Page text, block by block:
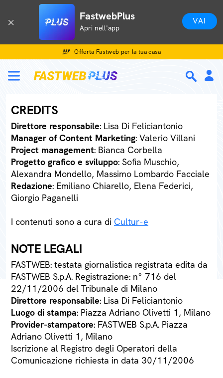
FastwebPlus
Apri nell'app
VAI
Offerta Fastweb per la tua casa
CREDITS
Direttore responsabile: Lisa Di Feliciantonio
Manager of Content Marketing: Valerio Villani
Project management: Bianca Corbella
Progetto grafico e sviluppo: Sofia Muschio,
Alexandra Mondello, Massimo Lombardo Facciale
Redazione: Emiliano Chiarello, Elena Federici,
Giorgio Paganelli
I contenuti sono a cura di Cultur-e
NOTE LEGALI
FASTWEB: testata giornalistica registrata edita da
FASTWEB S.p.A. Registrazione: n° 716 del
22/11/2006 del Tribunale di Milano
Direttore responsabile: Lisa Di Feliciantonio
Luogo di stampa: Piazza Adriano Olivetti 1, Milano
Provider-stampatore: FASTWEB S.p.A. Piazza
Adriano Olivetti 1, Milano
Iscrizione al Registro degli Operatori della
Comunicazione richiesta in data 30/11/2006